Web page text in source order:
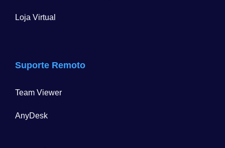
Loja Virtual
Suporte Remoto
Team Viewer
AnyDesk